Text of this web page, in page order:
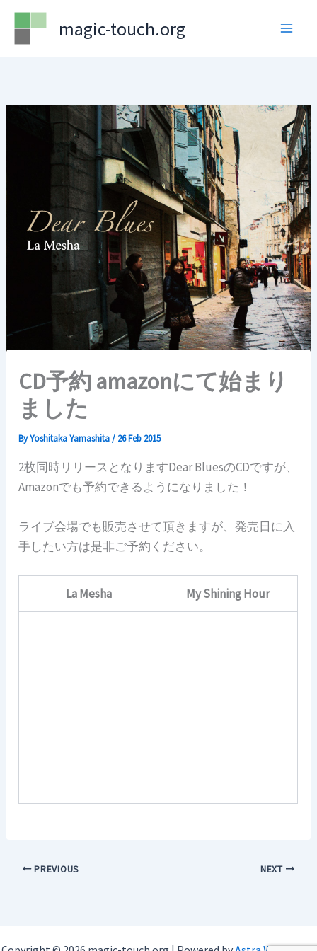
Skip
content
magic-touch.org
CD予約 amazonにて始まり
ました
ByYoshitaka Yamashita/ 26 Feb 2015
2枚同時リリースとなりますDear BluesのCDですが、
Amazonでも予約できるようになりました！
ライブ会場でも販売させて頂きますが、発売日に入
手したい方は是非ご予約ください。
La Mesha My Shining Hour
PREVIOUS NEXT